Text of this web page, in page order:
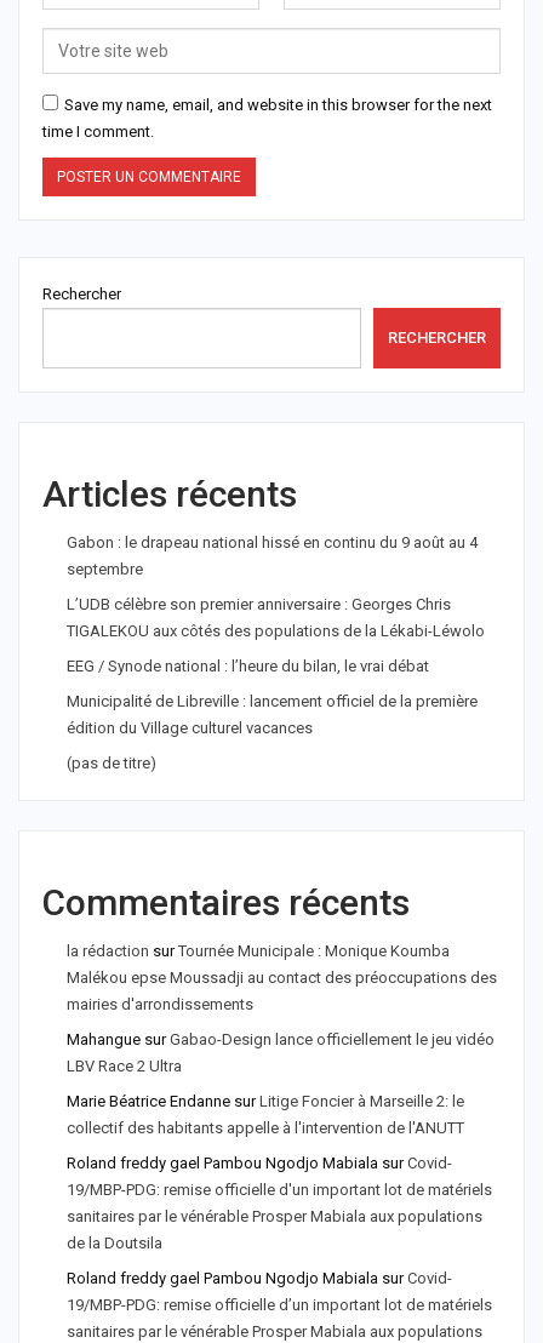
Save my name, email, and website in this browser for the next
time I comment.
Rechercher
RECHERCHER
Articles récents
Gabon : le drapeau national hissé en continu du 9 août au 4
septembre
L’UDB célèbre son premier anniversaire : Georges Chris
TIGALEKOU aux côtés des populations de la Lékabi-Léwolo
EEG / Synode national : l’heure du bilan, le vrai débat
Municipalité de Libreville : lancement officiel de la première
édition du Village culturel vacances
(pas de titre)
Commentaires récents
la rédaction surTournée Municipale : Monique Koumba
Malékou epse Moussadji au contact des préoccupations des
mairies d'arrondissements
Mahangue surGabao-Design lance officiellement le jeu vidéo
LBV Race 2 Ultra
Marie Béatrice Endanne surLitige Foncier à Marseille 2: le
collectif des habitants appelle à l'intervention de l'ANUTT
Roland freddy gael Pambou Ngodjo Mabiala surCovid-
19/MBP-PDG: remise officielle d'un important lot de matériels
sanitaires par le vénérable Prosper Mabiala aux populations
de la Doutsila
Roland freddy gael Pambou Ngodjo Mabiala surCovid-
19/MBP-PDG: remise officielle d’un important lot de matériels
sanitaires par le vénérable Prosper Mabiala aux populations